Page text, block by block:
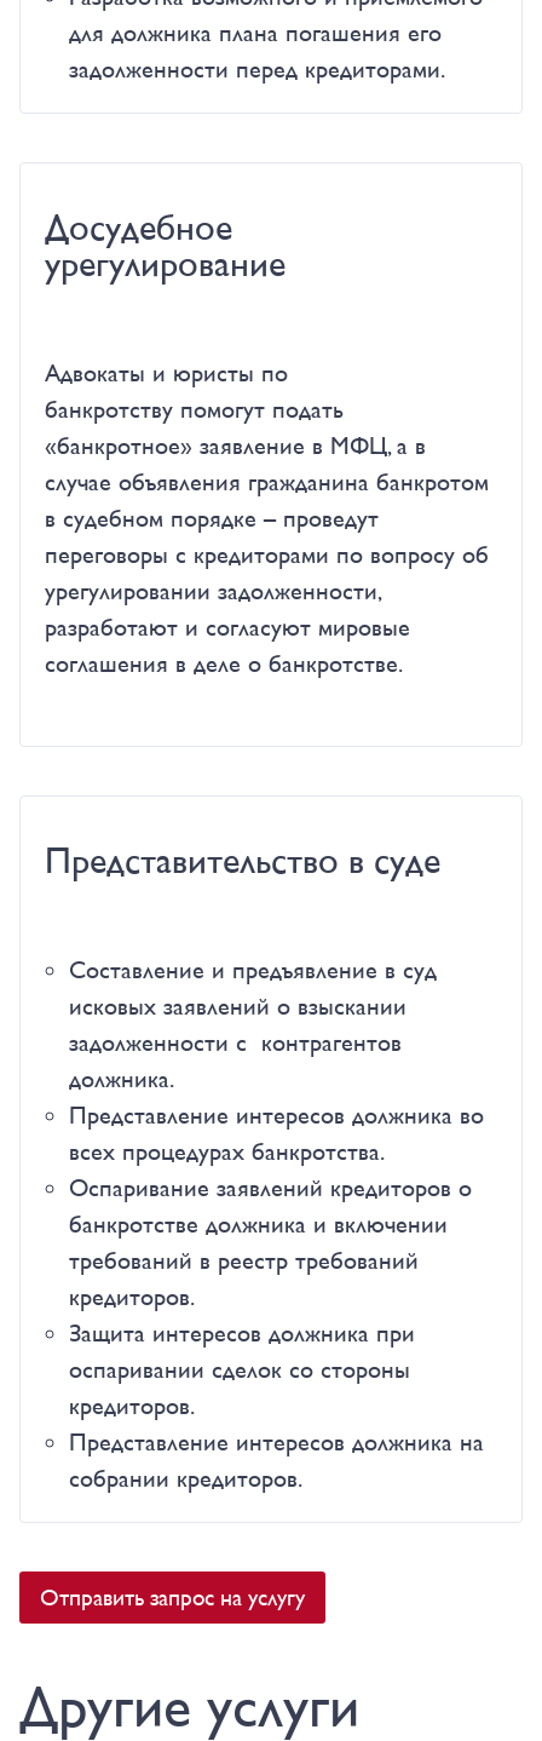
для должника плана погашения его
задолженности перед кредиторами.
Досудебное
урегулирование
Адвокаты и юристы по
банкротству помогут подать
«банкротное» заявление в МФЦ, а в
случае объявления гражданина банкротом
в судебном порядке – проведут
переговоры с кредиторами по вопросу об
урегулировании задолженности,
разработают и согласуют мировые
соглашения в деле о банкротстве.
Представительство в суде
Составление и предъявление в суд
исковых заявлений о взыскании
задолженности с контрагентов
должника.
Представление интересов должника во
всех процедурах банкротства.
Оспаривание заявлений кредиторов о
банкротстве должника и включении
требований в реестр требований
кредиторов.
Защита интересов должника при
оспаривании сделок со стороны
кредиторов.
Представление интересов должника на
собрании кредиторов.
Отправить запрос на услугу
Другие услуги